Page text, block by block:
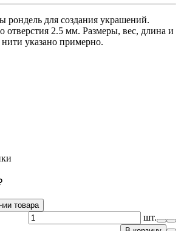
рондель для создания украшений.
отверстия 2.5 мм. Размеры, вес, длина и
указано примерно.
товара
шт.